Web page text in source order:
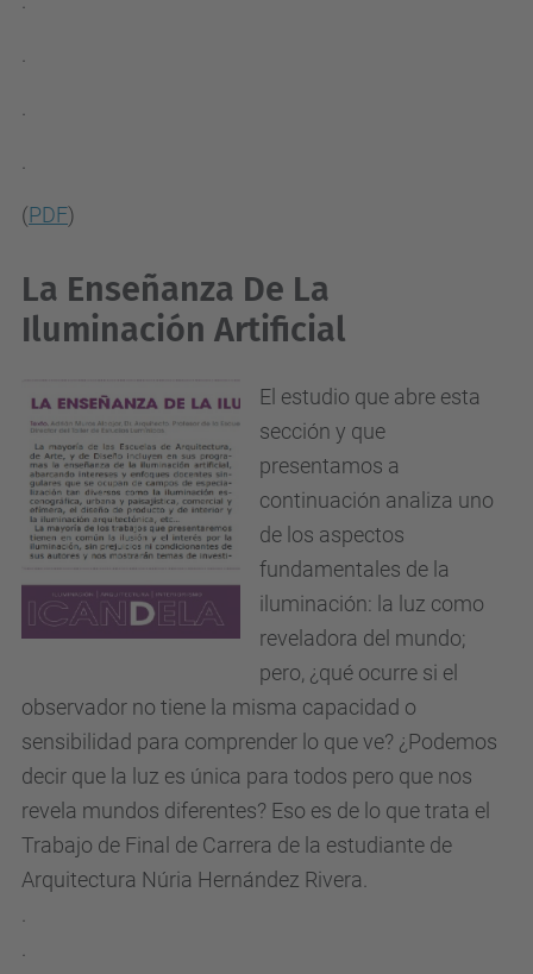
(PDF)
La Enseñanza De La
Iluminación Artificial
El estudio que abre esta
sección y que
presentamos a
continuación analiza uno
de los aspectos
fundamentales de la
iluminación: la luz como
reveladora del mundo;
pero, ¿qué ocurre si el
observador no tiene la misma capacidad o
sensibilidad para comprender lo que ve? ¿Podemos
decir que la luz es única para todos pero que nos
revela mundos diferentes? Eso es de lo que trata el
Trabajo de Final de Carrera de la estudiante de
Arquitectura Núria Hernández Rivera.